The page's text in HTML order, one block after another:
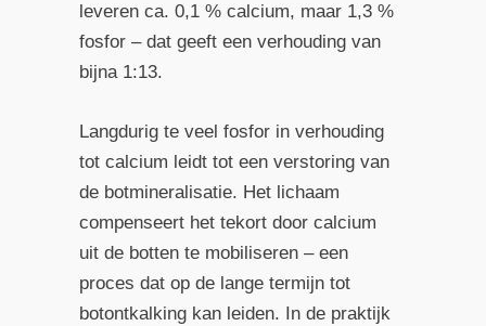
leveren ca. 0,1 % calcium, maar 1,3 %
fosfor – dat geeft een verhouding van
bijna 1:13.
Langdurig te veel fosfor in verhouding
tot calcium leidt tot een verstoring van
de botmineralisatie. Het lichaam
compenseert het tekort door calcium
uit de botten te mobiliseren – een
proces dat op de lange termijn tot
botontkalking kan leiden. In de praktijk